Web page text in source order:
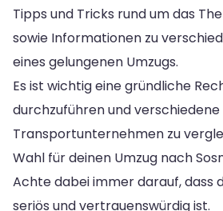
Tipps und Tricks rund um das
sowie Informationen zu
eines gelungenen Umzugs.
Es ist wichtig eine gründliche
durchzuführen und verschiedene
Transportunternehmen zu
Wahl für deinen Umzug nach
Achte dabei immer darauf, dass
seriös und vertrauenswürdig ist.